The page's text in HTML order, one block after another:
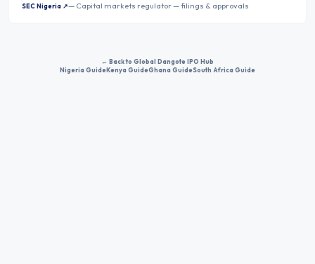
SEC Nigeria ↗— Capital markets regulator — filings & approvals
← Back to Global Dangote IPO Hub
Nigeria GuideKenya GuideGhana GuideSouth Africa Guide